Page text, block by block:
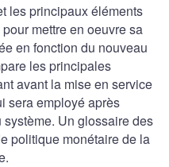
les principaux éléments
mettre en oeuvre sa
en fonction du nouveau
les principales
avant la mise en service
sera employé après
Un glossaire des
politique monétaire de la